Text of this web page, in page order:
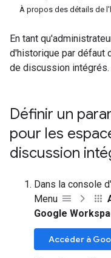
À propos des détails de
En tant
d'historique par défaut
de discussion intégrés.
Définir un
pour les
discussion
Dans la console
Menu
Google
Accéder à